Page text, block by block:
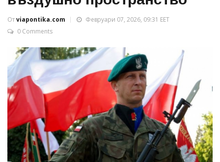
Отviapontika.com
Февруари 07, 2026, 09:31 EET
0 Comments